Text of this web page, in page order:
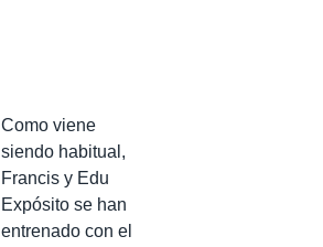
Como viene
siendo habitual,
Francis y Edu
Expósito se han
entrenado con el